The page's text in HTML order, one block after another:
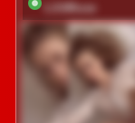
LilitMuse